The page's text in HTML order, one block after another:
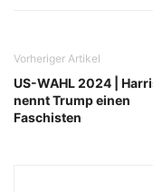
Vorheriger Artikel
US-WAHL 2024 |
nennt Trump einen
Faschisten